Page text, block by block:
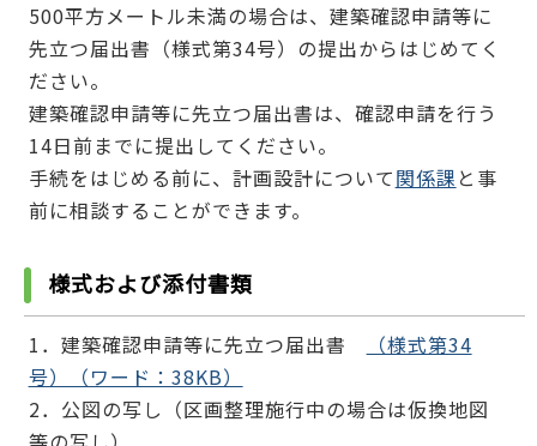
500平方メートル未満の場合は、建築確認申請等に
先立つ届出書（様式第34号）の提出からはじめてく
ださい。
建築確認申請等に先立つ届出書は、確認申請を行う
14日前までに提出してください。
手続をはじめる前に、計画設計について関係課 と事
前に相談することができます。
様式および添付書類
1．建築確認申請等に先立つ届出書
（様式第34
号）（ワード：38KB）
2．公図の写し（区画整理施行中の場合は仮換地図